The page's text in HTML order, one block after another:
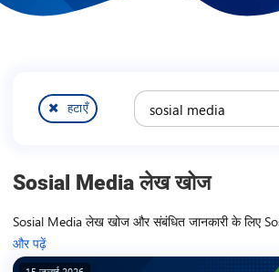
हटाएँ
64
लेख।
Sosial Media लेख खोज
Sosial Media लेख खोज और संबंधित जानकारी के लिए
Project. यह लेख संग्रह इंडोनेशिया में डिजिटल उत्पादों और
दस्तावेज़ प्रस्तुत करता है, जिसमें स्टेप-बाय-स्टेप
और पढ़ें
डिजिटल
फ्रीलांस